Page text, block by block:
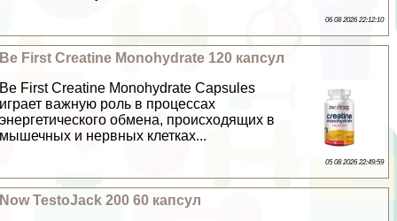
06 08 2026 22:12:10
Be First Creatine Monohydrate 120 капсул
Be First Creatine Monohydrate Capsules
играет важную роль в процессах
энергетического обмена, происходящих в
мышечных и нервных клетках...
05 08 2026 22:49:59
Now TestoJack 200 60 капсул